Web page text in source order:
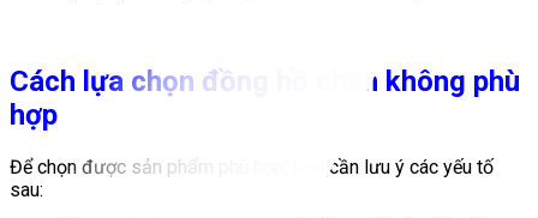
Cách lựa chọn đồng hồ chân không phù
hợp
Để chọn được sản phẩm phù hợp, bạn cần lưu ý các yếu tố
sau: